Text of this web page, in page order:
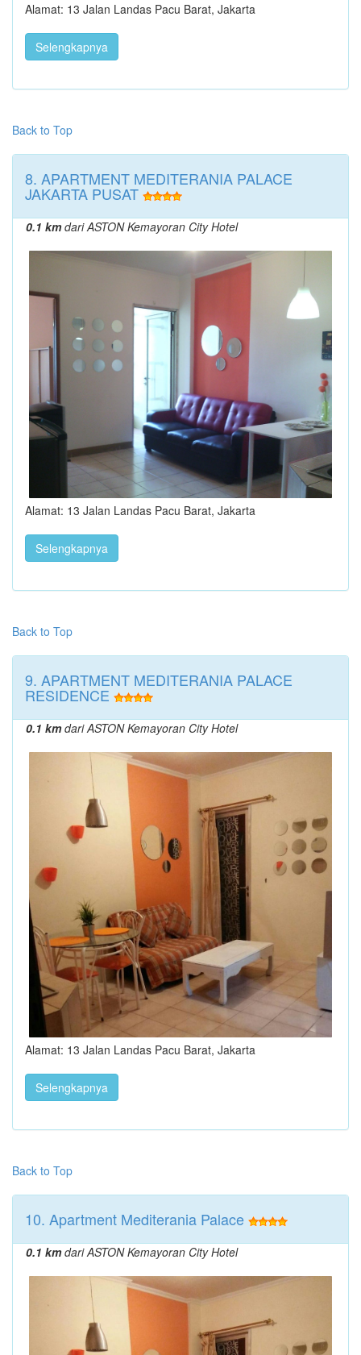
Alamat: 13 Jalan Landas Pacu Barat, Jakarta
Selengkapnya
Back to Top
8. APARTMENT MEDITERANIA PALACE
JAKARTA PUSAT
0.1 kmdari ASTON Kemayoran City Hotel
Alamat: 13 Jalan Landas Pacu Barat, Jakarta
Selengkapnya
Back to Top
9. APARTMENT MEDITERANIA PALACE
RESIDENCE
0.1 kmdari ASTON Kemayoran City Hotel
Alamat: 13 Jalan Landas Pacu Barat, Jakarta
Selengkapnya
Back to Top
10. Apartment Mediterania Palace
0.1 kmdari ASTON Kemayoran City Hotel